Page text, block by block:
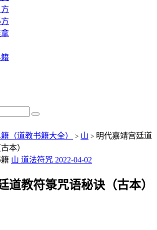
（道教书籍大全） > 山 > 明代嘉靖宫廷道
本）
山 道法符咒 2022-04-02
道教符箓咒语秘诀（古本）